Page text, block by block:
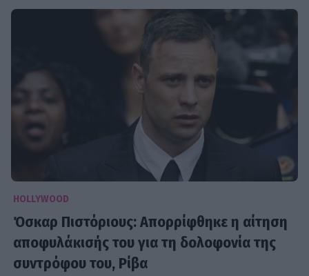
HOLLYWOOD
Όσκαρ Πιστόριους: Απορρίφθηκε η αίτηση
αποφυλάκισής του για τη δολοφονία της
συντρόφου του, Ρίβα